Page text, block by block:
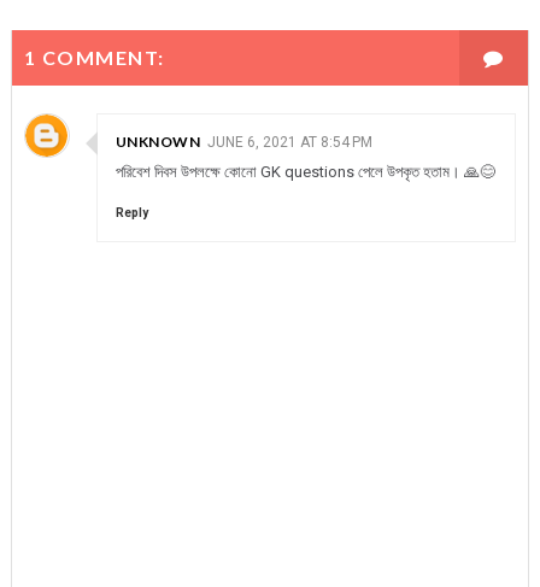
1 COMMENT:
UNKNOWN JUNE 6, 2021 AT 8:54 PM
পরিবেশ দিবস উপলক্ষে কোনো GK questions পেলে উপকৃত হতাম। 🙏😊
Reply